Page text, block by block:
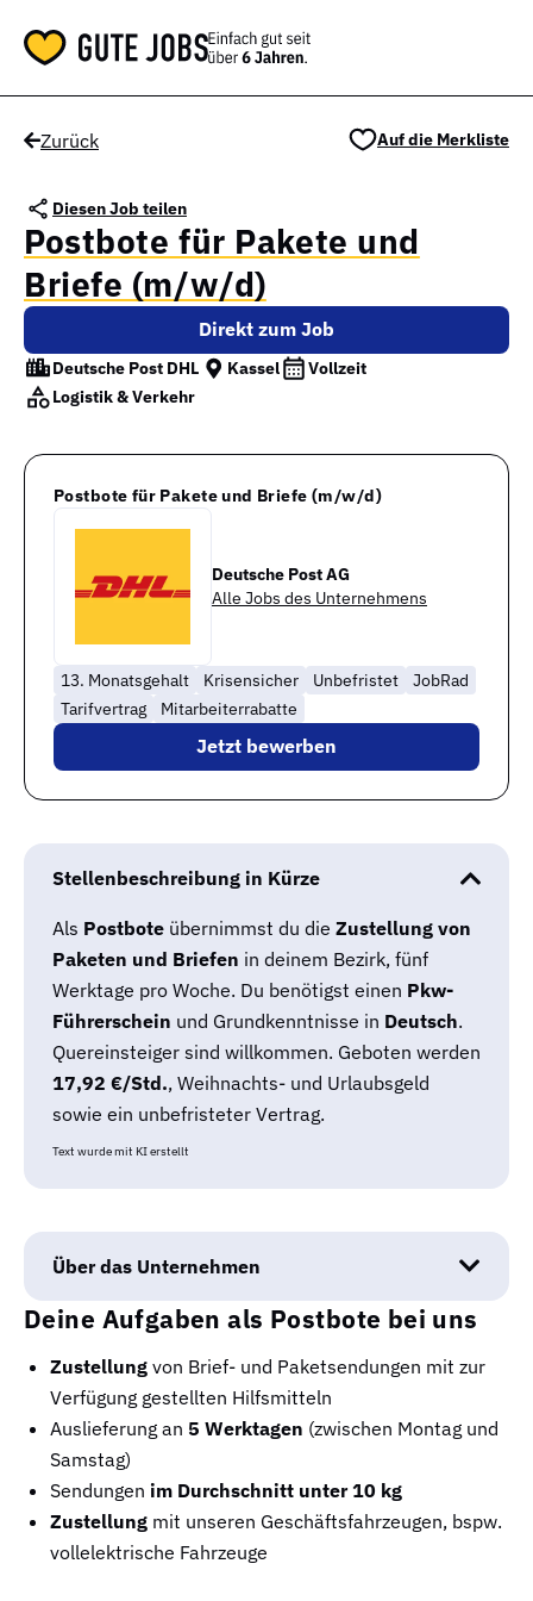
Zurück
Diesen Job teilen
Auf die Merkliste
Postbote für Pakete und
Briefe (m/w/d)
Direkt zum Job
Deutsche Post DHL Kassel
Vollzeit
Logistik & Verkehr
Stellenbeschreibung in Kürze
Als Postbote übernimmst du die Zustellung von
Paketen und Briefen in deinem Bezirk, fünf
Werktage pro Woche. Du benötigst einen Pkw-
Führerschein und Grundkenntnisse in Deutsch.
Quereinsteiger sind willkommen. Geboten werden
17,92 €/Std., Weihnachts- und Urlaubsgeld
sowie ein unbefristeter Vertrag.
Text wurde mit KI erstellt
Über das Unternehmen
Deine Aufgaben als Postbote bei uns
Zustellung von Brief- und Paketsendungen mit zur
Verfügung gestellten Hilfsmitteln
Auslieferung an 5 Werktagen (zwischen Montag und
Samstag)
Sendungen im Durchschnitt unter 10 kg
Zustellung mit unseren Geschäftsfahrzeugen, bspw.
vollelektrische Fahrzeuge
Postbote für Pakete und Briefe (m/w/d)
Deutsche Post AG
Alle Jobs des Unternehmens
13. Monatsgehalt Krisensicher Unbefristet
JobRad
Tarifvertrag
Mitarbeiterrabatte
Jetzt bewerben